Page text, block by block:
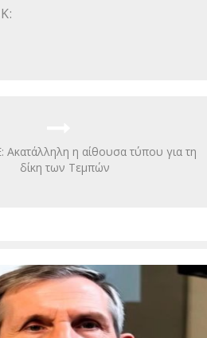
η αίθουσα τύπου για τη
δίκη των Τεμπών